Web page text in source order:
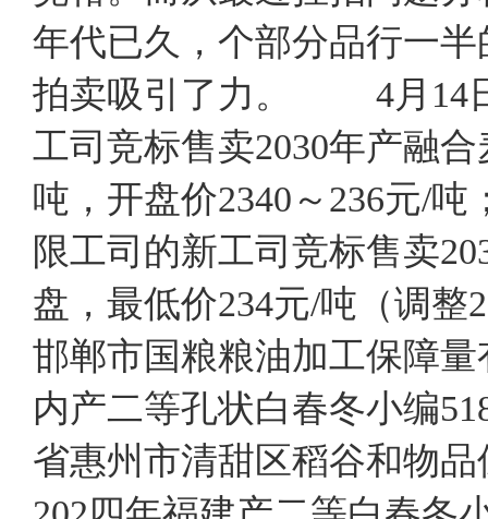
年代已久，个部分品行一
拍卖吸引了力。 4月14日
工司竞标售卖2030年产融
吨，开盘价2340～236元/
限工司的新工司竞标售卖
盘，最低价234元/吨（调整
邯郸市国粮粮油加工保障
内产二等孔状白春冬小编
省惠州市清甜区稻谷和物